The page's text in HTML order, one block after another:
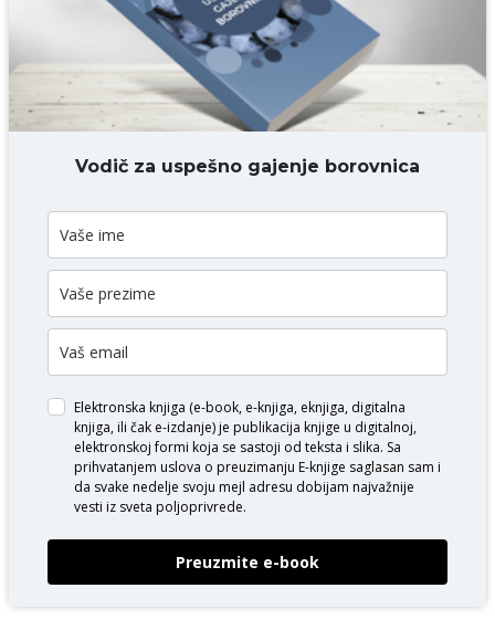
DODAJ KOMENTAR
Vodič za uspešno gajenje borovnica
Elektronska knjiga (e-book, e-knjiga, eknjiga, digitalna
knjiga, ili čak e-izdanje) je publikacija knjige u digitalnoj,
elektronskoj formi koja se sastoji od teksta i slika. Sa
prihvatanjem uslova o preuzimanju E-knjige saglasan sam i
da svake nedelje svoju mejl adresu dobijam najvažnije
vesti iz sveta poljoprivrede.
Preuzmite e-book